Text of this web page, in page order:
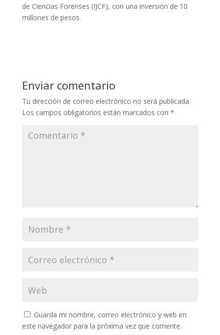
de Ciencias Forenses (IJCF), con una inversión de 10
millones de pesos.
Enviar comentario
Tu dirección de correo electrónico no será publicada.
Los campos obligatorios están marcados con *
Guarda mi nombre, correo electrónico y web en
este navegador para la próxima vez que comente.